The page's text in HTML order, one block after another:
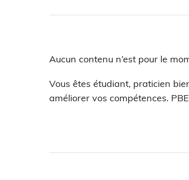
Aucun contenu n’est pour le
Vous êtes étudiant, praticien
améliorer vos compétences.